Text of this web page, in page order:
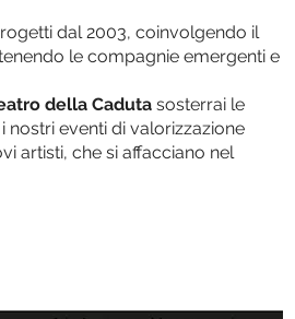
dal 2003, coinvolgendo il
le compagnie emergenti e
della Caduta sosterrai le
nostri eventi di valorizzazione
artisti, che si affacciano nel